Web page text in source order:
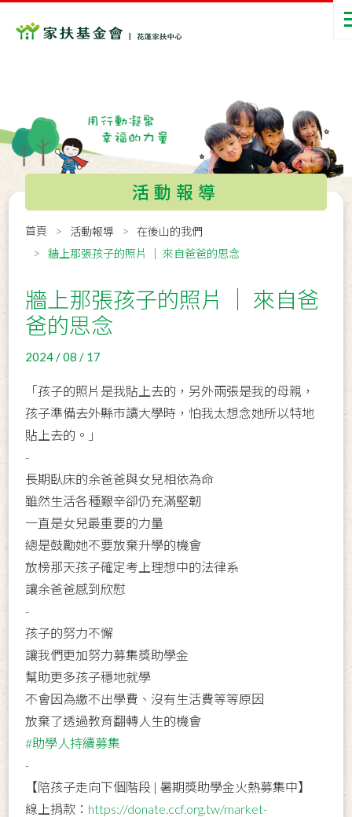
活動報導
首頁 活動報導
在後山的我們
牆上那張孩子的照片 ｜ 來自爸爸的思念
牆上那張孩子的照片 ｜ 來自爸
爸的思念
2024 / 08 / 17
「孩子的照片是我貼上去的，另外兩張是我的母親，
孩子準備去外縣市讀大學時，怕我太想念她所以特地
貼上去的。」
-
長期臥床的余爸爸與女兒相依為命
雖然生活各種艱辛卻仍充滿堅韌
一直是女兒最重要的力量
總是鼓勵她不要放棄升學的機會
放榜那天孩子確定考上理想中的法律系
讓余爸爸感到欣慰
-
孩子的努力不懈
讓我們更加努力募集獎助學金
幫助更多孩子穩地就學
不會因為繳不出學費、沒有生活費等等原因
放棄了透過教育翻轉人生的機會
#助學人持續募集
-
【陪孩子走向下個階段 | 暑期獎助學金火熱募集中】
線上捐款： https://donate.ccf.org.tw/market-